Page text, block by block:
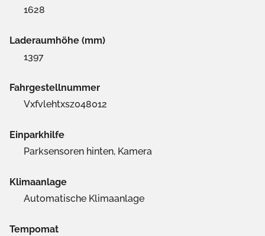
1628
Laderaumhöhe (mm)
1397
Fahrgestellnummer
Vxfvlehtxsz048012
Einparkhilfe
Parksensoren hinten, Kamera
Klimaanlage
Automatische Klimaanlage
Tempomat